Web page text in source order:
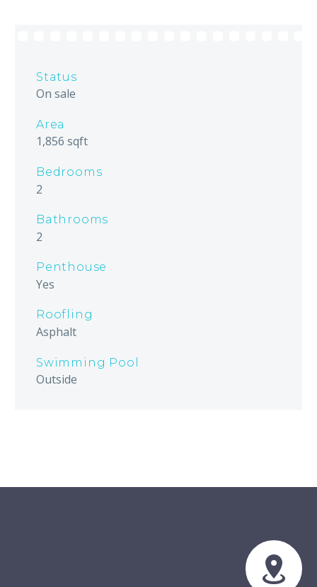
Status
On sale
Area
1,856 sqft
Bedrooms
2
Bathrooms
2
Penthouse
Yes
Roofling
Asphalt
Swimming Pool
Outside

